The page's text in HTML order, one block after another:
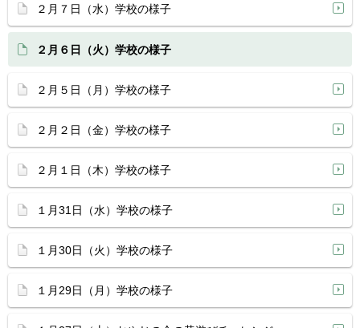
２月７日（水）学校の様子
２月６日（火）学校の様子
２月５日（月）学校の様子
２月２日（金）学校の様子
２月１日（木）学校の様子
１月31日（水）学校の様子
１月30日（火）学校の様子
１月29日（月）学校の様子